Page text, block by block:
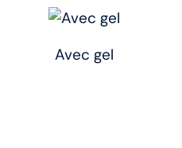
Avec gel